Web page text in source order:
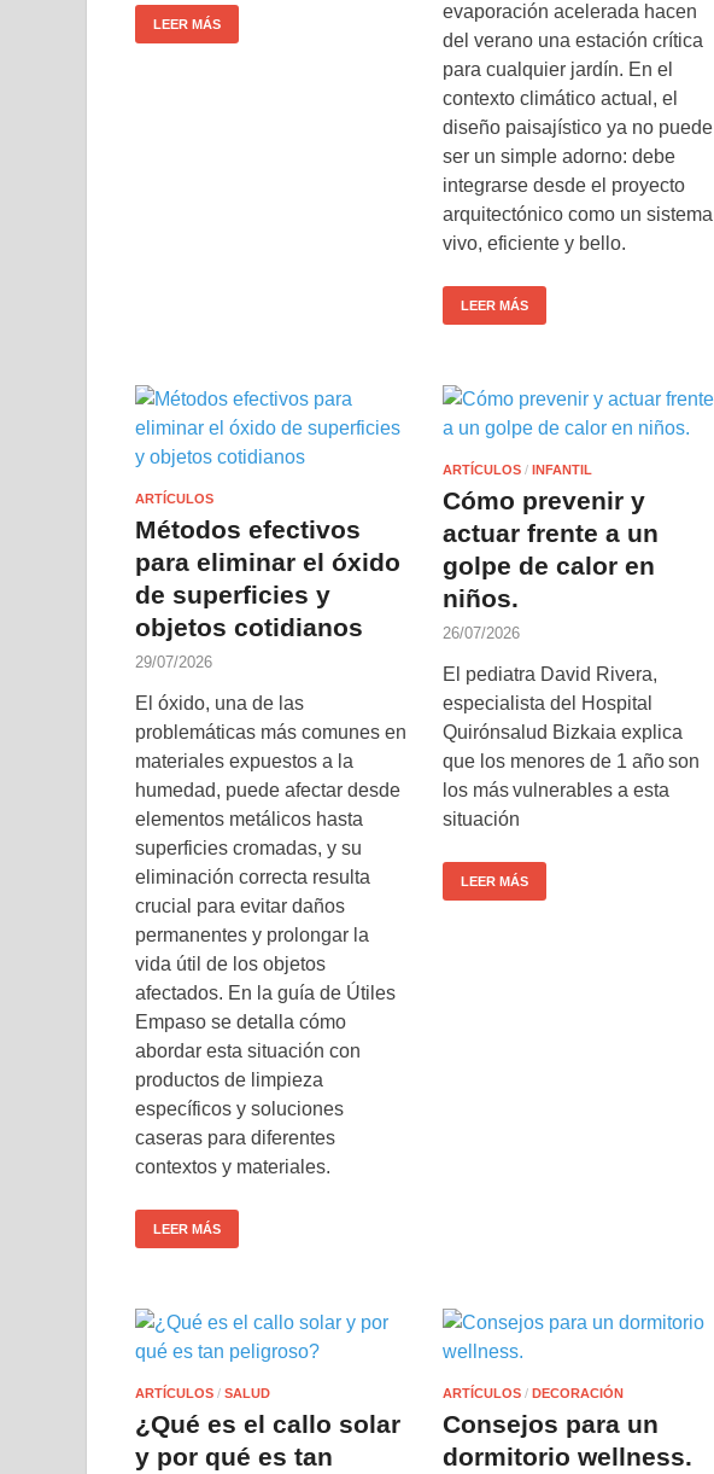
LEER MÁS
evaporación acelerada hacen
del verano una estación crítica
para cualquier jardín. En el
contexto climático actual, el
diseño paisajístico ya no puede
ser un simple adorno: debe
integrarse desde el proyecto
arquitectónico como un sistema
vivo, eficiente y bello.
LEER MÁS
ARTÍCULOS
Métodos efectivos
para eliminar el óxido
de superficies y
objetos cotidianos
29/07/2026
El óxido, una de las
problemáticas más comunes en
materiales expuestos a la
humedad, puede afectar desde
elementos metálicos hasta
superficies cromadas, y su
eliminación correcta resulta
crucial para evitar daños
permanentes y prolongar la
vida útil de los objetos
afectados. En la guía de Útiles
Empaso se detalla cómo
abordar esta situación con
productos de limpieza
específicos y soluciones
caseras para diferentes
contextos y materiales.
LEER MÁS
ARTÍCULOS / INFANTIL
Cómo prevenir y
actuar frente a un
golpe de calor en
niños.
26/07/2026
El pediatra David Rivera,
especialista del Hospital
Quirónsalud Bizkaia explica
que los menores de 1 año son
los más vulnerables a esta
situación
LEER MÁS
ARTÍCULOS / SALUD
¿Qué es el callo solar
y por qué es tan
ARTÍCULOS / DECORACIÓN
Consejos para un
dormitorio wellness.